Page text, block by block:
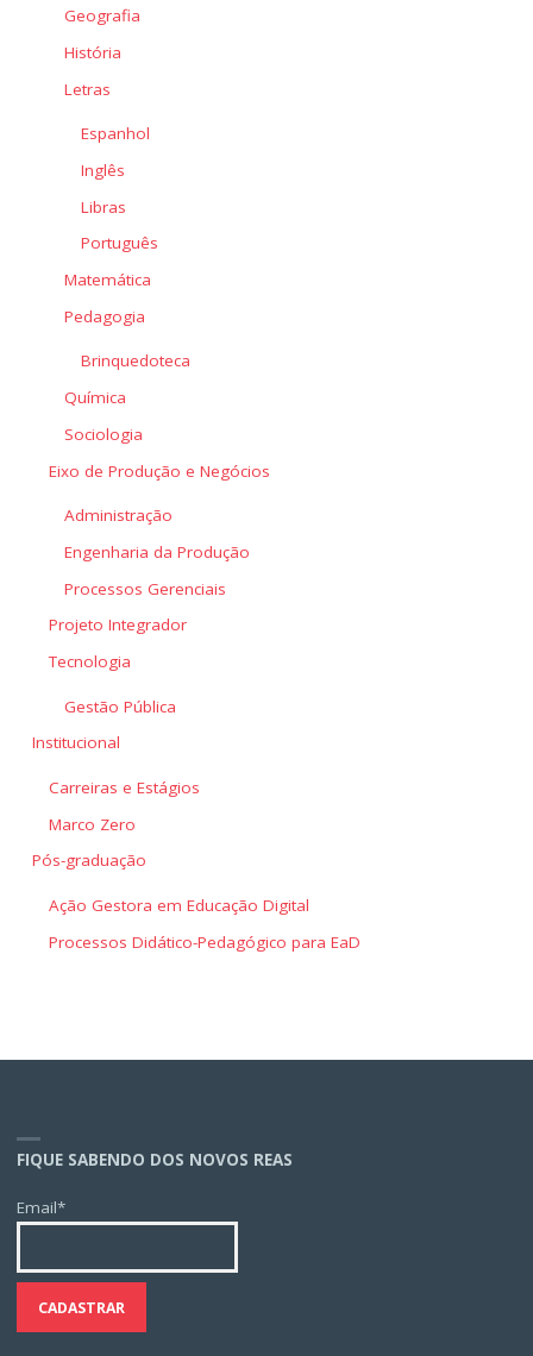
Geografia
História
Letras
Espanhol
Inglês
Libras
Português
Matemática
Pedagogia
Brinquedoteca
Química
Sociologia
Eixo de Produção e Negócios
Administração
Engenharia da Produção
Processos Gerenciais
Projeto Integrador
Tecnologia
Gestão Pública
Institucional
Carreiras e Estágios
Marco Zero
Pós-graduação
Ação Gestora em Educação Digital
Processos Didático-Pedagógico para EaD
FIQUE SABENDO DOS NOVOS REAS
Email*